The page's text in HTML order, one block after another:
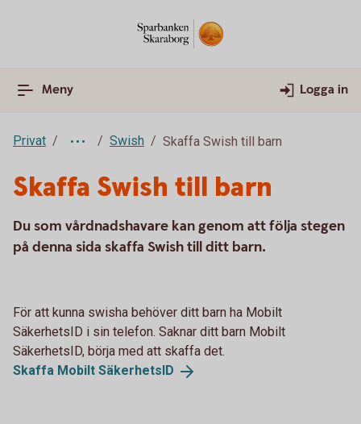
Meny Logga in
Privat Swish Skaffa Swish till barn
Skaffa Swish till barn
Du som vårdnadshavare kan genom att följa stegen
på denna sida skaffa Swish till ditt barn.
För att kunna swisha behöver ditt barn ha Mobilt
SäkerhetsID i sin telefon. Saknar ditt barn Mobilt
SäkerhetsID, börja med att skaffa det.
Skaffa Mobilt SäkerhetsID